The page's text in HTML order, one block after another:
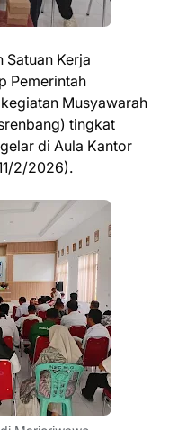
Satuan Kerja
Pemerintah
Musyawarah
tingkat
di Aula Kantor
2/2026).